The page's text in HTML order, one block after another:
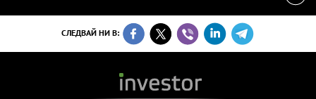
СЛЕДВАЙ НИ В: